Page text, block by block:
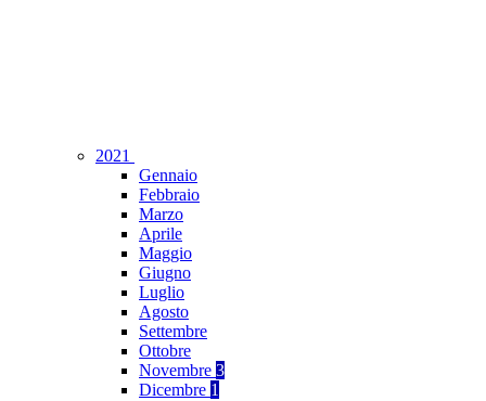
2021
Gennaio
Febbraio
Marzo
Aprile
Maggio
Giugno
Luglio
Agosto
Settembre
Ottobre
Novembre 3
Dicembre 1